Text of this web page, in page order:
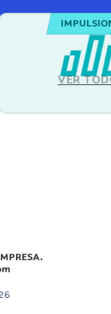
VER